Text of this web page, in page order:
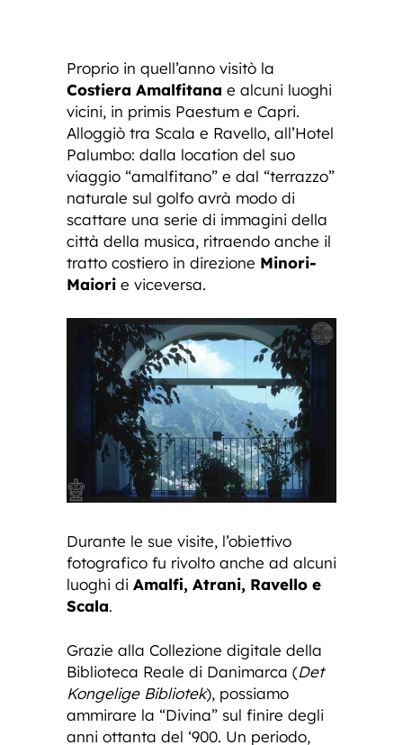
Proprio in quell’anno visitò la
Costiera Amalfitana e alcuni luoghi
vicini, in primis Paestum e Capri.
Alloggiò tra Scala e Ravello, all’Hotel
Palumbo: dalla location del suo
viaggio “amalfitano” e dal “terrazzo”
naturale sul golfo avrà modo di
scattare una serie di immagini della
città della musica, ritraendo anche il
tratto costiero in direzione Minori-
Maiori e viceversa.
Durante le sue visite, l’obiettivo
fotografico fu rivolto anche ad alcuni
luoghi di Amalfi, Atrani, Ravello e
Scala.
Grazie alla Collezione digitale della
Biblioteca Reale di Danimarca (Det
Kongelige Bibliotek), possiamo
ammirare la “Divina” sul finire degli
anni ottanta del ‘900. Un periodo,